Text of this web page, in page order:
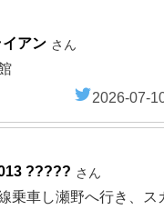
イアン さん
2026-07-
????? さん
乗車し瀬野へ行き、ス